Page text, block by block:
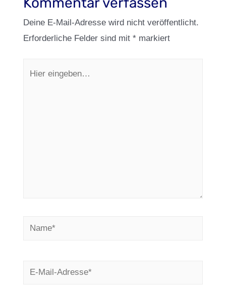
Deine E-Mail-Adresse wird nicht veröffentlicht.
Erforderliche Felder sind mit *markiert
Name*
E-